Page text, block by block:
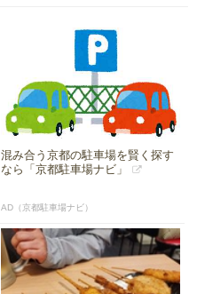
混み合う京都の駐車場を賢く探す
なら「京都駐車場ナビ」
AD（京都駐車場ナビ）